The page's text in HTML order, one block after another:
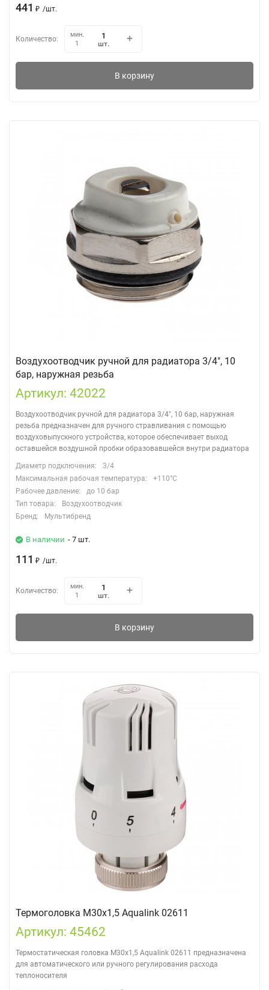
441 ₽ /шт.
Количество:
мин.
1
шт.
В корзину
Воздухоотводчик ручной для радиатора 3/4", 10
бар, наружная резьба
Артикул: 42022
Воздухоотводчик ручной для радиатора 3/4", 10 бар, наружная
резьба ​предназначен для ручного стравливания с помощью
воздуховыпускного устройства, которое обеспечивает выход
оставшейся воздушной пробки образовавшейся внутри радиатора
Диаметр подключения:
3/4
Максимальная рабочая температура:
+110°C
Рабочее давление:
до 10 бар
Тип товара:
Воздухоотводчик
Бренд:
Мультибренд
В наличии - 7 шт.
111 ₽ /шт.
Количество:
мин.
1
шт.
В корзину
Термоголовка М30х1,5 Aqualink 02611
Артикул: 45462
Термостатическая головка М30х1,5 Aqualink 02611 предназначена
для автоматического или ручного регулирования расхода
теплоносителя